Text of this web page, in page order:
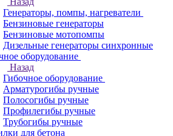
Генераторы, помпы, нагреватели
Бензиновые генераторы
Бензиновые мотопомпы
Дизельные генераторы синхронные
оборудование
Назад
Гибочное оборудование
Арматурогибы ручные
Полосогибы ручные
Профилегибы ручные
Трубогибы ручные
для бетона